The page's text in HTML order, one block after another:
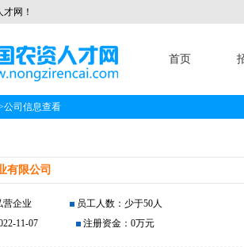
网！
首页
公司信息查看
有限公司
私营企业
员工人数：少于50人
2022-11-07
注册资金：0万元